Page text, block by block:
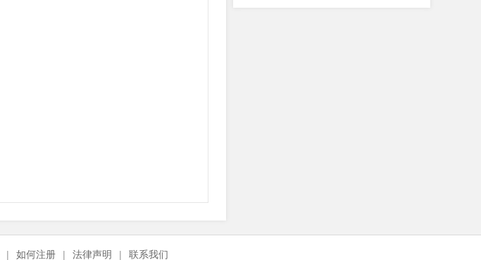
| 如何注册 | 法律声明 | 联系我们